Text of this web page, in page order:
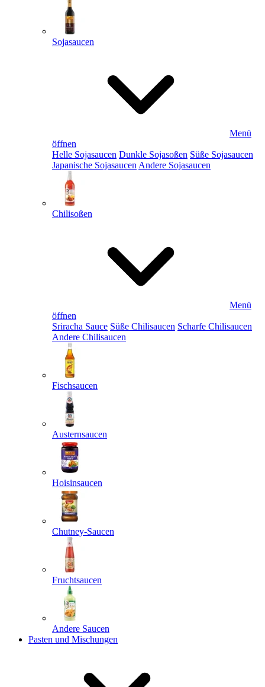
Sojasaucen
Menü
öffnen
Helle Sojasaucen Dunkle Sojasoßen Süße Sojasaucen
Japanische Sojasaucen Andere Sojasaucen
Chilisoßen
Menü
öffnen
Sriracha Sauce Süße Chilisaucen Scharfe Chilisaucen
Andere Chilisaucen
Fischsaucen
Austernsaucen
Hoisinsaucen
Chutney-Saucen
Fruchtsaucen
Andere Saucen
Pasten und Mischungen